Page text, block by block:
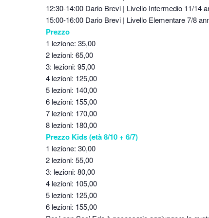
12:30-14:00 Dario Brevi | Livello Intermedio 11/14
15:00-16:00 Dario Brevi | Livello Elementare 7/8
Prezzo
1 lezione: 35,00
2 lezioni: 65,00
3: lezioni: 95,00
4 lezioni: 125,00
5 lezioni: 140,00
6 lezioni: 155,00
7 lezioni: 170,00
8 lezioni: 180,00
Prezzo Kids (età 8/10 + 6/7)
1 lezione: 30,00
2 lezioni: 55,00
3: lezioni: 80,00
4 lezioni: 105,00
5 lezioni: 125,00
6 lezioni: 155,00